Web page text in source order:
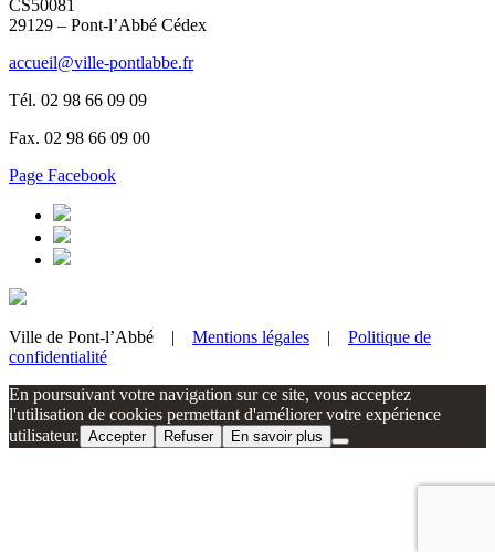
CS50081
29129 – Pont-l’Abbé Cédex
accueil@ville-pontlabbe.fr
Tél. 02 98 66 09 09
Fax. 02 98 66 09 00
Page Facebook
Ville de Pont-l’Abbé | Mentions légales | Politique de
confidentialité
En poursuivant votre navigation sur ce site, vous acceptez
l'utilisation de cookies permettant d'améliorer votre expérience
utilisateur. Accepter Refuser En savoir plus